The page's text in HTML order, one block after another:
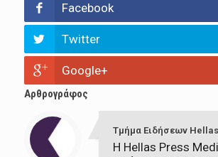
Facebook
Twitter
Google+
Αρθρογράφος
Τμήμα Ειδήσεων
Η Hellas Press